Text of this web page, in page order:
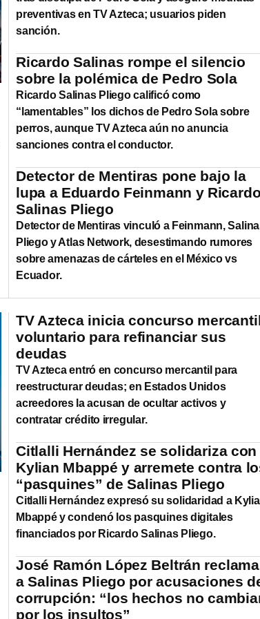
preventivas en TV Azteca; usuarios piden
sanción.
Ricardo Salinas rompe el silencio
sobre la polémica de Pedro Sola
Ricardo Salinas Pliego calificó como
“lamentables” los dichos de Pedro Sola sobre
perros, aunque TV Azteca aún no anuncia
sanciones contra el conductor.
Detector de Mentiras pone bajo la
lupa a Eduardo Feinmann y
Salinas Pliego
Detector de Mentiras vinculó a Feinmann,
Pliego y Atlas Network, desestimando rumores
sobre amenazas de cárteles en el México vs
Ecuador.
TV Azteca inicia concurso
voluntario para refinanciar sus
deudas
TV Azteca entró en concurso mercantil para
reestructurar deudas; en Estados Unidos
acreedores la acusan de ocultar activos y
contratar crédito irregular.
Citlalli Hernández se solidariza con
Kylian Mbappé y arremete contra
“pasquines” de Salinas Pliego
Citlalli Hernández expresó su solidaridad a
Mbappé y condenó los pasquines digitales
financiados por Ricardo Salinas Pliego.
José Ramón López Beltrán reclama
a Salinas Pliego por acusaciones
corrupción: “los hechos no
por los insultos”